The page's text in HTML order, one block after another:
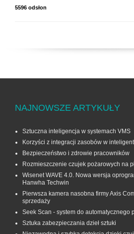
5596 odsłon
NAJNOWSZE ARTYKUŁY
Sztuczna inteligencja w systemach VMS
Korzyści z integracji zasobów w
Bezpieczeństwo i zdrowie pracowników
Rozmieszczenie czujek pożarowych na
Wisenet WAVE 4.0. Nowa wersja
Hanwha Techwin
Pierwsza kamera nasobna firmy Axis
sprzedaży
Seek Scan - system do automatycznego
Sztuka zabezpieczania dzieł sztuki